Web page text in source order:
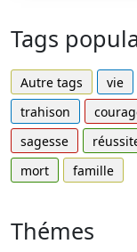
Tags
Autre tags vie
trahison
sagesse
mort
famille
Thémes